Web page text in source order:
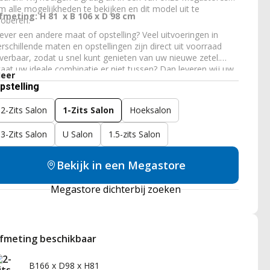
alle mogelijkheden te bekijken en dit model uit te
H 81 x B 106 x D 98 cm
een andere maat of opstelling? Veel uitvoeringen in
maten en opstellingen zijn direct uit voorraad
zodat u snel kunt genieten van uw nieuwe zetel.
uw ideale combinatie er niet tussen? Dan leveren wij uw
ook volledig op maat. Zo krijgt u bij ons eenvoudig een
die perfect past bij uw living, wensen en zitcomfort.
2-Zits Salon 1-Zits Salon Hoeksalon
3-Zits Salon U Salon 1.5-zits Salon
Bekijk in een Megastore
Megastore dichterbij zoeken
beschikbaar
B166 x D98 x H81